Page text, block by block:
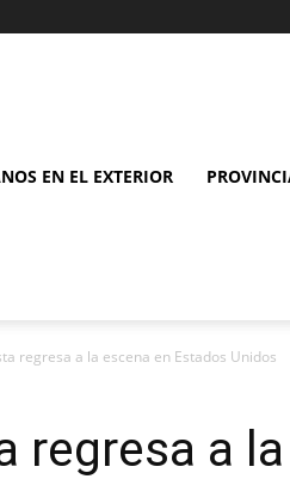
EN EL EXTERIOR
regresa a la escena en Estados Unidos
regresa a